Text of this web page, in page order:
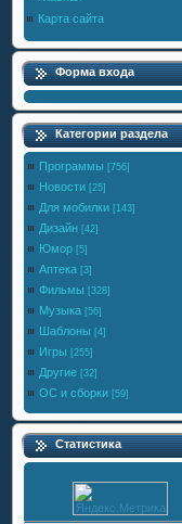
Карта сайта
Форма входа
Категории раздела
Программы [756]
Новости [25]
Для мобилки [143]
Дизайн [42]
Юмор [5]
Аптека [3]
Фильмы [328]
Музыка [56]
Шаблоны [4]
Игры [255]
Другие [32]
ОС и сборки [59]
Статистика